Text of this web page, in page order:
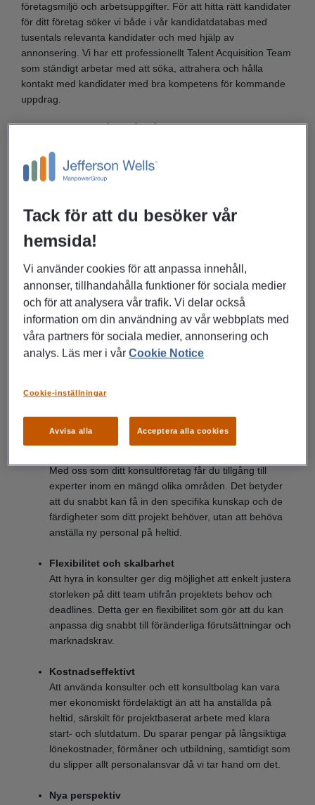
företagsmiljö och arbetsuppgifter. För att hitta rätt kandidater
för ditt företag söker vi både i vår kandidatdatabas med
tusentals relevanta kandidater och med hjälp av
annonsering. Vi har ett professionellt Talent Acquisition Team
som ständigt arbetar med att söka, attrahera och hålla
kontakt med kandidater med bra kompetens för kommande
uppdrag.
I varje uppdrag utgår vi från våra kunders behov när vi söker
ISO-certifierad metod försäkrar vi oss om att såväl
kompetens som förmåga och personlighet matchas med ditt
tiden bygga vårt nätverk av spetskompetens genom att vara
där våra olika specialister och ledare är. Vid rekrytering till
vår konsultverksamhet arbetar vi enligt en kvalitetssäkrad
relevanta tester och säkerställer referenser. Allt för att hitta
de talanger som matchar våra höga kvalitetskrav.
konsultföretag för att lösa ert personalbehov:
Med oss som ditt konsultföretag får du tillgång till
experter inom en mängd olika områden. Det betyder
att du snabbt kan få in den specifika kunskap och de
färdigheter som ditt projekt behöver, utan att behöva
anställa ny personal på heltid.
Flexibilitet och skalbarhet
Att hyra in konsulter ger dig möjlighet att enkelt justera
storleken på ditt team utifrån projektets behov och
deadlines. Detta ger en flexibilitet som gör att du kan
anpassa dig snabbt till föränderliga förutsättningar och
marknadskrav.
Kostnadseffektivt
Att använda konsulter och ett konsultbolag kan vara
mer ekonomiskt fördelaktigt än att ha anställda på
heltid, särskilt för projektbaserat arbete med klara
start- och slutdatum. Du sparar pengar på långsiktiga
lönekostnader, förmåner och utbildning, samtidigt som
du slipper allt personalansvar då vi tar hand om det.
Nya perspektiv
Tack för att du besöker vår
hemsida!
Vi använder cookies för att anpassa innehåll,
annonser, tillhandahålla funktioner för sociala medier
och för att analysera vår trafik. Vi delar också
information om din användning av vår webbplats med
våra partners för sociala medier, annonsering och
analys. Läs mer i vårCookie Notice
Avvisa alla Acceptera alla cookies
Cookie-inställningar